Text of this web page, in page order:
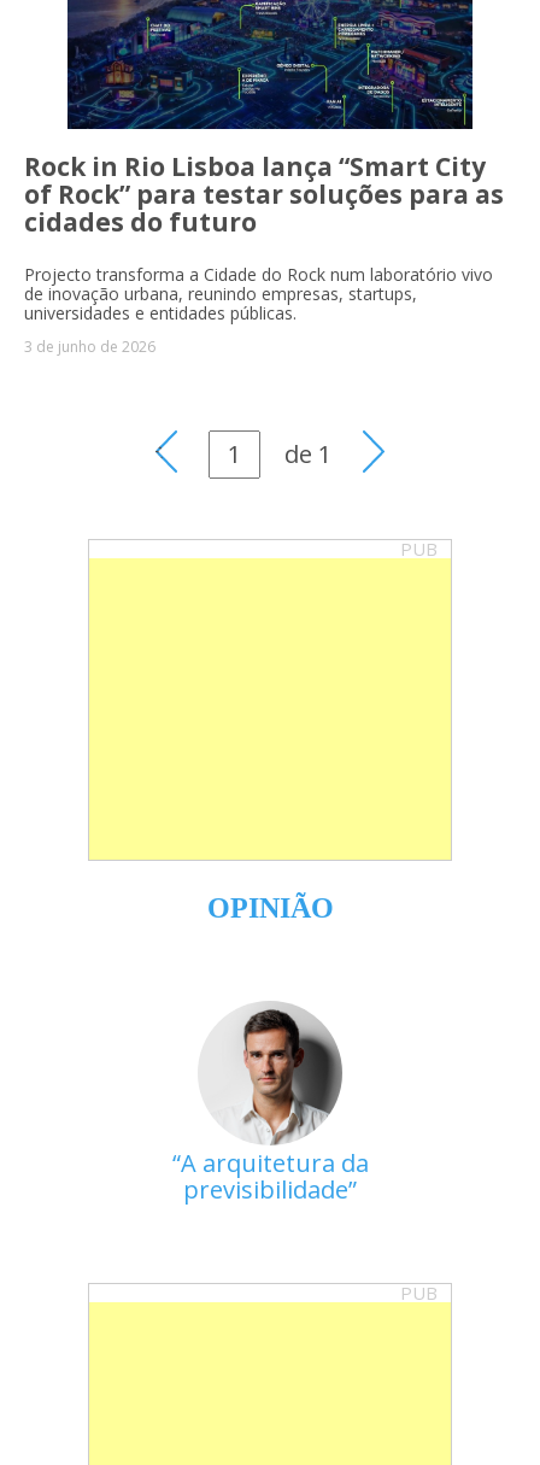
Rock in Rio Lisboa lança “Smart City
of Rock” para testar soluções para as
cidades do futuro
Projecto transforma a Cidade do Rock num laboratório vivo
de inovação urbana, reunindo empresas, startups,
universidades e entidades públicas.
3 de junho de 2026
de 1
PUB
OPINIÃO
A arquitetura da
previsibilidade
PUB